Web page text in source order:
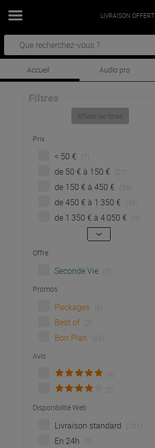
LIVRAISON
Accueil Audio pro
Filtres
Effacer les filtres
Prix
< 50 € (7)
de 50 € à 150 € (27)
de 150 € à 450 € (39)
de 450 € à 1 350 € (36)
de 1 350 € à 4 050 € (3)
Offre
Seconde Vie
(5)
Promos
Packages (6)
Best of (2)
Bon Plan
(29)
Avis
(4)
(2)
Disponibilité Web
Livraison standard (101)
En 24h
(5)